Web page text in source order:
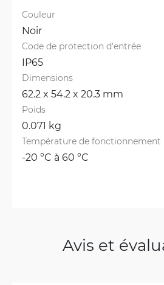
Couleur
Noir
Code de protection d'entrée
IP65
Dimensions
62.2 x 54.2 x 20.3 mm
Poids
0.071 kg
Température de fonctionnement
-20 °C à 60 °C
Avis et